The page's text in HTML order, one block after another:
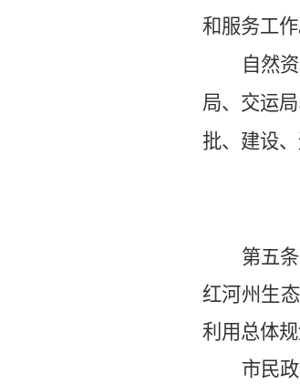
和服务工作
自然
局、交运局
批、 建设
第五条
红河州生态
利用总体
市民